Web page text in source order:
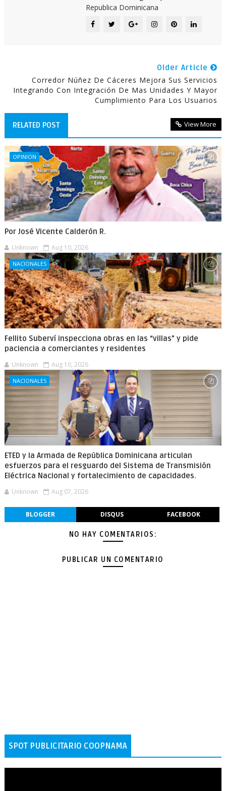
Republica Dominicana
Older Article
Corredor Núñez De Cáceres Mejora Sus Servicios
Integrando Con Integración De Mas Unidades Y Mayor
Cumplimiento Para Los Usuarios
RELATED POST View More
OPINION
Por José Vicente Calderón R.
Unknown Aug 10, 2026
NACIONALES
Fellito Suberví inspecciona obras en las “villas” y pide
paciencia a comerciantes y residentes
Unknown Aug 10, 2026
NACIONALES
ETED y la Armada de República Dominicana articulan
esfuerzos para el resguardo del Sistema de Transmisión
Eléctrica Nacional y fortalecimiento de capacidades.
Unknown Aug 07, 2026
BLOGGER DISQUS FACEBOOK
NO HAY COMENTARIOS:
PUBLICAR UN COMENTARIO
SPOT PUBLICITARIO COOPNAMA